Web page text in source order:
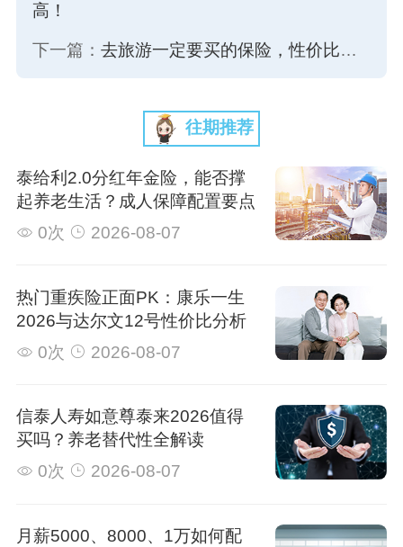
高！
下一篇： 去旅游一定要买的保险，性价比很高！
往期推荐
泰给利2.0分红年金险，能否撑
起养老生活？成人保障配置要点
0次
2026-08-07
热门重疾险正面PK：康乐一生
2026与达尔文12号性价比分析
0次
2026-08-07
信泰人寿如意尊泰来2026值得
买吗？养老替代性全解读
0次
2026-08-07
月薪5000、8000、1万如何配